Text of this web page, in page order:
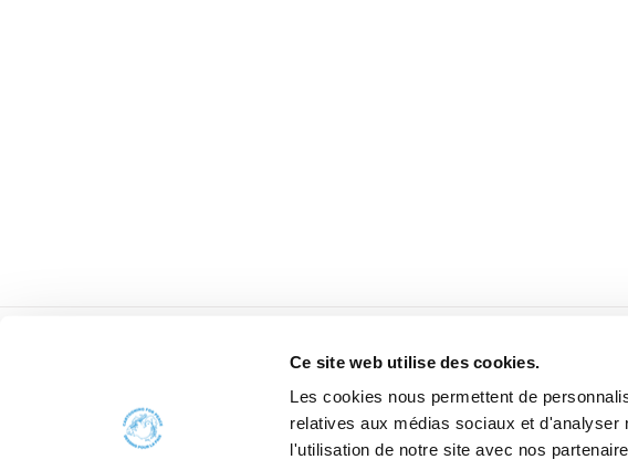
Ce site web utilise des cookies.
Les cookies nous permettent de
relatives aux médias sociaux et
l'utilisation de notre site avec nos